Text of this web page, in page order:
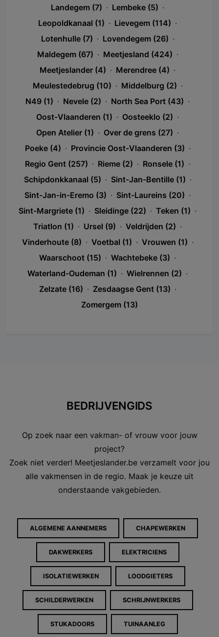
Landegem (7) · Lembeke (5) ·
Leopoldkanaal (1) · Lievegem (114) ·
Lotenhulle (7) · Lovendegem (26) ·
Maldegem (67) · Meetjesland (424) ·
Meetjeslander (4) · Merendree (4) ·
Meulestedebrug (10) · Middelburg (2) ·
N49 (1) · Nevele (2) · North Sea Port (43) ·
Oost-Vlaanderen (1) · Oosteeklo (2) ·
Open Atelier (1) · Over de grens (27) ·
Poeke (4) · Provincie Oost-Vlaanderen (3) ·
Regio Gent (257) · Rieme (2) · Ronsele (1) ·
Schipdonkkanaal (5) · Sint-Jan-Bentille (1) ·
Sint-Jan-in-Eremo (3) · Sint-Laureins (20) ·
Sint-Margriete (1) · Sleidinge (22) · Teken (1) ·
Triatlon (1) · Ursel (9) · Veldrijden (2) ·
Vinderhoute (8) · Voetbal (1) · Vrouwen (1) ·
Waarschoot (15) · Wachtebeke (3) ·
Waterland-Oudeman (1) · Wielrennen (2) ·
Zelzate (16) · Zesdaagse Gent (13) ·
Zomergem (13)
BEDRIJVENGIDS
Op zoek naar een vakman- of vrouw voor jouw
project?
Zoek niet verder! Meetjeslander.be verzamelt voor jou
alle vakmensen in de regio. Maak je keuze uit
onderstaande vakgebieden.
ALGEMENE AANNEMERS CHAPEWERKEN
DAKWERKERS ELEKTRICIENS
ISOLATIEWERKEN LOODGIETERS
SCHILDERWERKEN SCHRIJNWERKERS
STUKADOORS TUINAANLEG